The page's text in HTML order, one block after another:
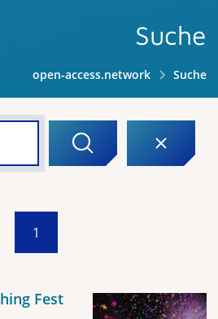
Suche
open-access.network Suche
1
Fest